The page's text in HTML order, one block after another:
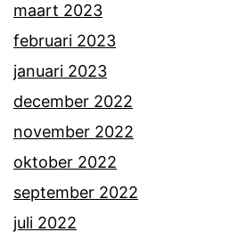
maart 2023
februari 2023
januari 2023
december 2022
november 2022
oktober 2022
september 2022
juli 2022